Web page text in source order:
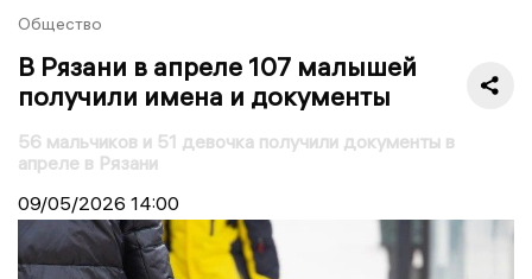
Общество
В Рязани в апреле 107 малышей
получили имена и документы
56 мальчиков и 51 девочка получили документы в
апреле в Рязани
09/05/2026 14:00